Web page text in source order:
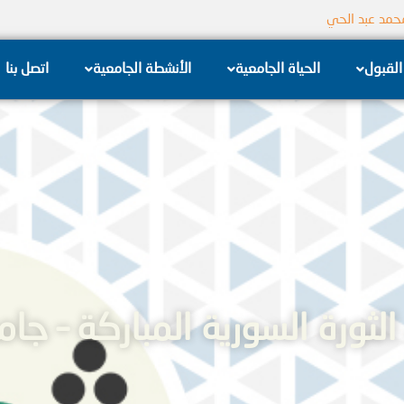
الشام الخاصة
القبول الحياة الجامعية الأنشطة الجامعية اتصل بنا
السورية المباركة –